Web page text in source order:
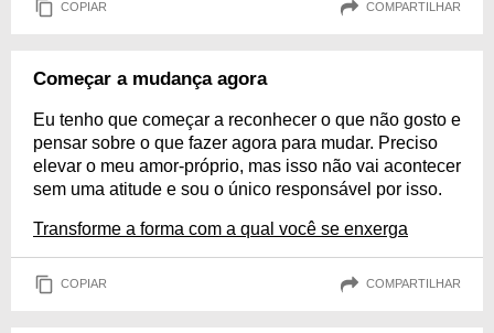
COPIAR COMPARTILHAR
Começar a mudança agora
Eu tenho que começar a reconhecer o que não gosto e
pensar sobre o que fazer agora para mudar. Preciso
elevar o meu amor-próprio, mas isso não vai acontecer
sem uma atitude e sou o único responsável por isso.
Transforme a forma com a qual você se enxerga
COPIAR COMPARTILHAR